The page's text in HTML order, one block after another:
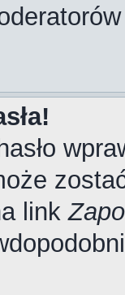
link